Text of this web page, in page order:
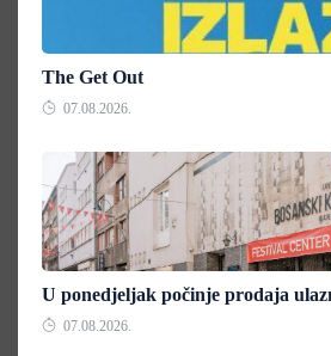
The Get Out
07.08.2026.
U ponedjeljak počinje prodaja
07.08.2026.